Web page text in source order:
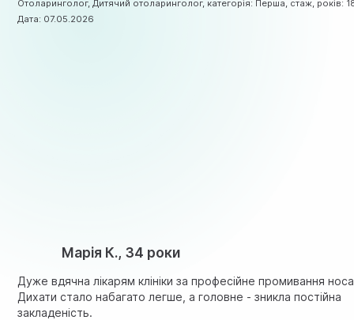
Отоларинголог, Дитячий отоларинголог, категорія: Перша, стаж, років:
Дата: 07.05.2026
Марія К., 34 роки
Дуже вдячна лікарям клініки за професійне промивання
Дихати стало набагато легше, а головне - зникла постійна
закладеність.